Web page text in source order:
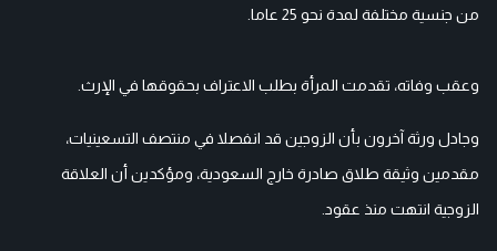
من جنسية مختلفة لمدة نحو 25 عاما.
وعقب وفاته، تقدمت المرأة بطلب الاعتراف بحقوقها في الإرث.
وجادل ورثة آخرون بأن الزوجين قد انفصلا في منتصف التسعينيات،
مقدمين وثيقة طلاق صادرة خارج السعودية، ومؤكدين أن العلاقة
الزوجية انتهت منذ عقود.